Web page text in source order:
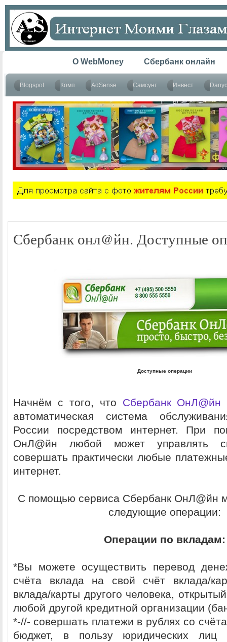
O WebMoney Сбербанк онлайн
Blogspot Комп AdSense Самсунг Инвест
Сбербанк онл@йн. Доступные
Доступные операции
Начнём с того, что Сбербанк ОнЛ@йн
автоматическая система
России посредством интернет. При
ОнЛ@йн любой может управлять
совершать практически любые
интернет.
С помощью сервиса Сбербанк ОнЛ@йн
следующие операции:
Операции по вкладам:
*Вы можете осуществить перевод
счёта вклада на свой счёт вклада/
вклада/карты другого человека,
любой другой кредитной организации
*-//- совершать платежи в рублях со
бюджет, в пользу юридических